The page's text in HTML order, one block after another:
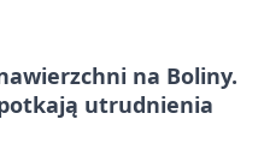
na Boliny.
utrudnienia